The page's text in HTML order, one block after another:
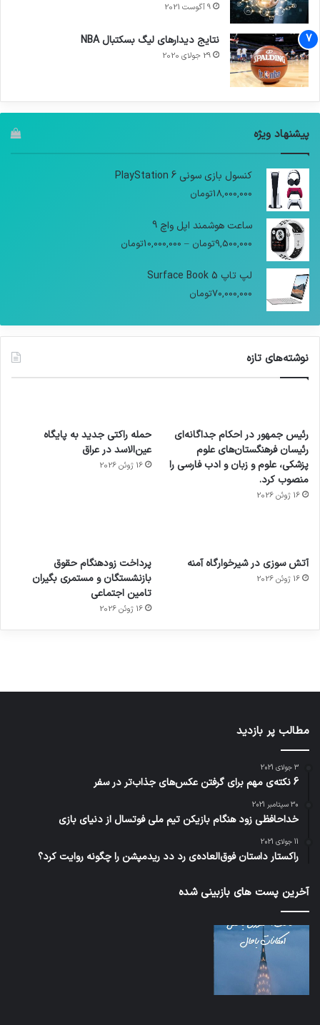
9 آگوست 2021
نتایج دیدار‌های لیگ بسکتبال NBA
29 جولای 2020
پیشنهاد ویژه
کنسول بازی سونی PlayStation 6
18,000,000تومان
ساعت هوشمند اپل واچ 9
9,500,000تومان –
10,000,000تومان
لپ تاپ Surface Book 5
70,000,000تومان
نوشته‌های تازه
رئیس جمهور در احکام جداگانه‌ای
رئیسان فرهنگستان‌های علوم
پزشکی، علوم و زبان و ادب فارسی را
منصوب کرد.
16 ژوئن 2026
حمله راکتی جدید به پایگاه
عین‌الاسد در عراق
16 ژوئن 2026
آتش سوزی در شیرخوارگاه آمنه
16 ژوئن 2026
پرداخت زودهنگام حقوق
بازنشستگان و مستمری بگیران
تامین اجتماعی
16 ژوئن 2026
برای
کشف
توسط
مجازی
…
ساعت
هوشمند
با طعم
توسط
ژاکت
در
های
2023
توسط
مطالب پر بازدید
3 جولای 2021
6 نکته‌ی مهم برای گرفتن عکس‌های جذاب‌تر در سفر
30 سپتامبر 2021
خداحافظی زود هنگام بازیکن تیم ملی فوتسال از دنیای بازی
11 جولای 2021
راکستار داستان فوق‌العاده‌ی رد دد ریدمپشن را چگونه روایت کرد؟
آخرین پست های بازبینی شده